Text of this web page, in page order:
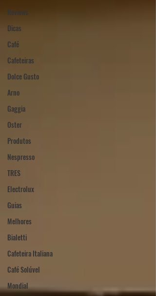
Reviews
Dicas
Café
Cafeteiras
Dolce Gusto
Arno
Gaggia
Oster
Produtos
Nespresso
TRES
Electrolux
Guias
Melhores
Bialetti
Cafeteira Italiana
Café Solúvel
Mondial